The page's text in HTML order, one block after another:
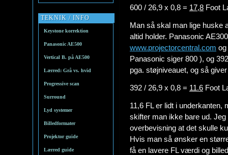
TEKNIK / INFO
Keystone korrektion
Panasonic AE500
Vertical B. på AE500
Lærred: Grå vs. hvid
Progressive scan
Surround
Lyd systemer
Billedformater
Projektor guide
Lærred guide
600 / 26,9 x 0,8 = 17,8 Foot
Man så skal man lige huske
altid holder. Panasonic
www.projectorcentral.com og
Panasonic siger 800 ), og
pga. støjniveauet, og så
392 / 26,9 x 0,8 = 11.6 Foot
11,6 FL er lidt i
skifter man ikke bare ud.
overbevisning at det skulle
Hvis man så ønsker en
få en lavere FL værdi og